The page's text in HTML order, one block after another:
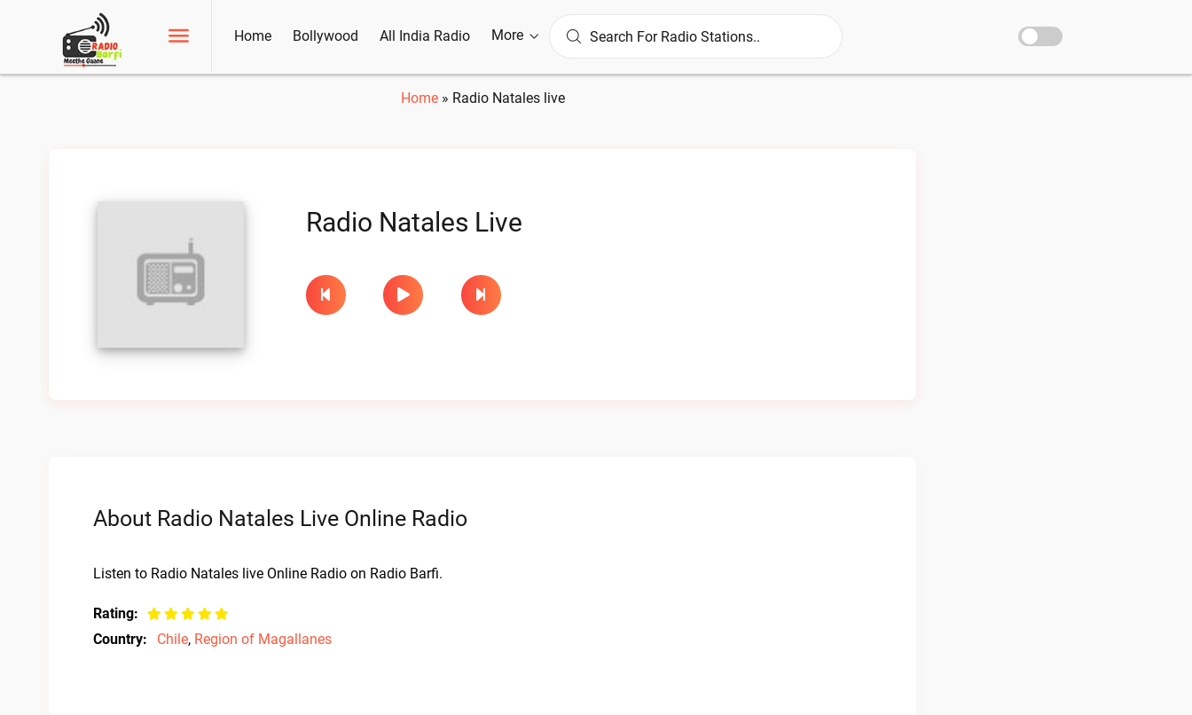
Home Bollywood All India Radio More
Home» Radio Natales live
Radio Natales Live
About Radio Natales Live Online Radio
Listen to Radio Natales live Online Radio on Radio Barfi.
Rating:
Country:
Chile, Region of Magallanes